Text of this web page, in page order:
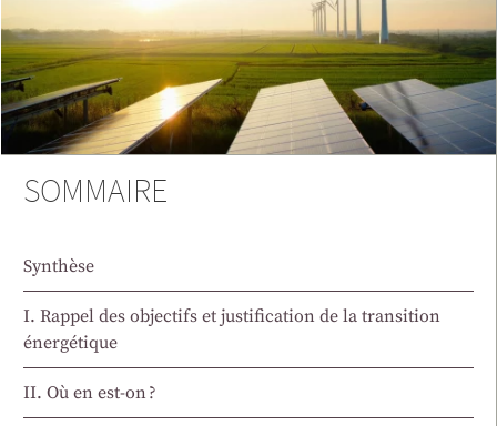
SOMMAIRE
Synthèse
I. Rappel des objectifs et justification de la transition
énergétique
II. Où en est-on ?